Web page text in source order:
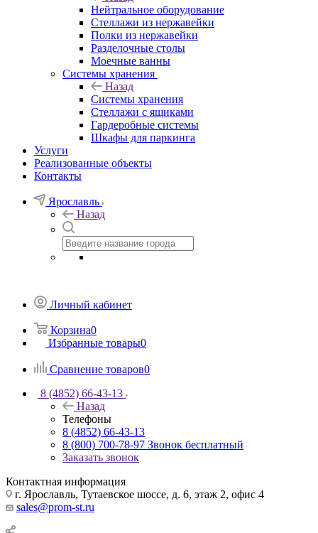
Нейтральное оборудование
Стеллажи из нержавейки
Полки из нержавейки
Разделочные столы
Моечные ванны
Системы хранения
Назад
Системы хранения
Стеллажи с ящиками
Гардеробные системы
Шкафы для паркинга
Услуги
Реализованные объекты
Контакты
Ярославль
Назад
Личный кабинет
Корзина0
Избранные товары0
Сравнение товаров0
8 (4852) 66-43-13
Назад
Телефоны
8 (4852) 66-43-13
8 (800) 700-78-97 Звонок бесплатный
Заказать звонок
Контактная информация
г. Ярославль, Тутаевское шоссе, д. 6, этаж 2, офис 4
sales@prom-st.ru